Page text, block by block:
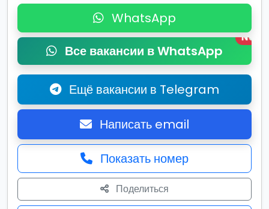
WhatsApp
Все вакансии в WhatsApp
New
Ещё вакансии в Telegram
Написать email
Показать номер
Поделиться